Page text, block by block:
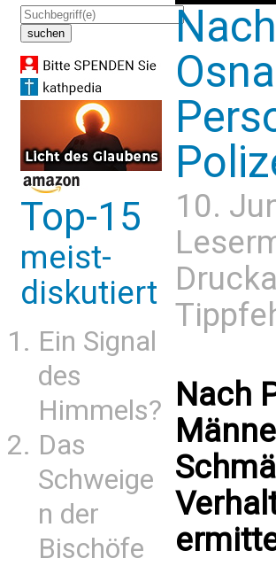
Top-15
meist-
diskutiert
Ein Signal
des
Himmels?
Das
Schweige
n der
Bischöfe
10.
Nach